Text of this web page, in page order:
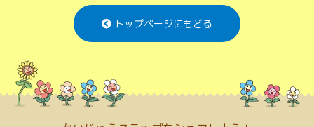
トップページにもどる